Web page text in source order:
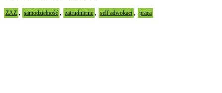
ZAZ , samodzielność , zatrudnienie , self adwokaci , praca